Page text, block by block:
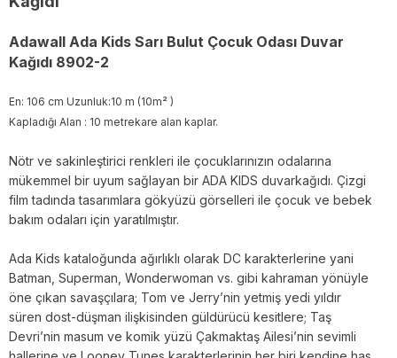
Adawall Ada Kids Sarı Bulut Çocuk Odası Duvar
Kağıdı 8902-2
En: 106 cm Uzunluk:10 m (10m² )
Kapladığı Alan : 10 metrekare alan kaplar.
Nötr ve sakinleştirici renkleri ile çocuklarınızın odalarına
mükemmel bir uyum sağlayan bir ADA KIDS duvarkağıdı. Çizgi
film tadında tasarımlara gökyüzü görselleri ile çocuk ve bebek
bakım odaları için yaratılmıştır.
Ada Kids kataloğunda ağırlıklı olarak DC karakterlerine yani
Batman, Superman, Wonderwoman vs. gibi kahraman yönüyle
öne çıkan savaşçılara; Tom ve Jerry’nin yetmiş yedi yıldır
süren dost-düşman ilişkisinden güldürücü kesitlere; Taş
Devri’nin masum ve komik yüzü Çakmaktaş Ailesi’nin sevimli